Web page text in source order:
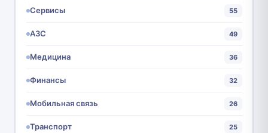
Сервисы 55
АЗС 49
Медицина 36
Финансы 32
Мобильная связь 26
Транспорт 25